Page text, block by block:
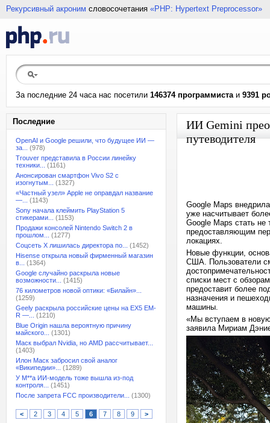
Рекурсивный акроним словосочетания «PHP: Hypertext Preprocessor»
За последние 24 часа нас посетили 146374 программистаи 9391
Последние
OpenAI и Google решили, что будущее ИИ —
за...
(978)
Trouver представила в России линейку
техники...
(1161)
Анонсирован смартфон Vivo S2 с
изогнутым...
(1327)
«Частный узел» Apple не оправдал название
—...
(1143)
Sony начала клеймить PlayStation 5
стикерами...
(1153)
Продажи консолей Nintendo Switch 2 в
прошлом...
(1277)
Соцсеть X лишилась директора по...
(1452)
Hisense открыла новый фирменный магазин
в...
(1364)
Google случайно раскрыла новые
возможности...
(1415)
76 километров новой оптики: «Билайн»...
(1259)
Geely раскрыла российские цены на EX5 EM-
R —...
(1210)
Blue Origin нашла вероятную причину
майского...
(1301)
Маск выбрал Nvidia, но AMD рассчитывает...
(1403)
Илон Маск забросил свой аналог
«Википедии»...
(1289)
У M**a ИИ-модель тоже вышла из-под
контроля...
(1451)
После запрета FCC производители...
(1300)
< 2 3 4 5 6 7 8 9 >
ИИ Gemini
путеводителя
Google Maps
уже насчитывает
Google Maps стать
предоставляющим
локациях.
Новые функции,
США. Пользователи
списки мест с
предоставит более
назначения и
машины.
«Мы вступаем в
заявила Мириам